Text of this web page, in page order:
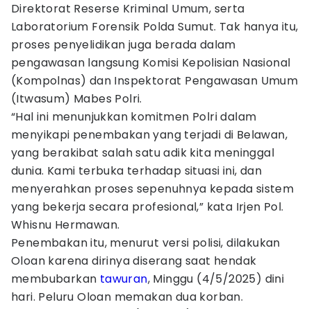
Direktorat Reserse Kriminal Umum, serta
Laboratorium Forensik Polda Sumut. Tak hanya itu,
proses penyelidikan juga berada dalam
pengawasan langsung Komisi Kepolisian Nasional
(Kompolnas) dan Inspektorat Pengawasan Umum
(Itwasum) Mabes Polri.
“Hal ini menunjukkan komitmen Polri dalam
menyikapi penembakan yang terjadi di Belawan,
yang berakibat salah satu adik kita meninggal
dunia. Kami terbuka terhadap situasi ini, dan
menyerahkan proses sepenuhnya kepada sistem
yang bekerja secara profesional,” kata Irjen Pol.
Whisnu Hermawan.
Penembakan itu, menurut versi polisi, dilakukan
Oloan karena dirinya diserang saat hendak
membubarkan tawuran, Minggu (4/5/2025) dini
hari. Peluru Oloan memakan dua korban.